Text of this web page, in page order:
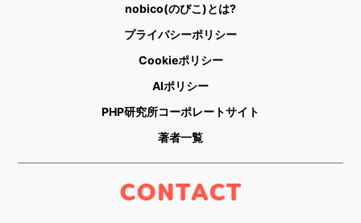
nobico(のびこ)とは?
プライバシーポリシー
Cookieポリシー
AIポリシー
PHP研究所コーポレートサイト
著者一覧